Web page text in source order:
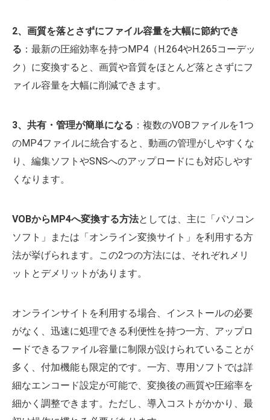
2、画質を落とさずにファイル容量を大幅に節約でき
る ：最新の圧縮効率を持つMP4（H.264やH.265コーデッ
ク）に変換すると、画質や音質をほとんど落とさずにフ
ァイル容量を大幅に削減できます。
3、共有・管理が簡単になる ：複数のVOBファイルを1つ
のMP4ファイルに統合すると、動画の管理がしやすくな
り、編集ソフトやSNSへのアップロードにも対応しやす
くなります。
VOBからMP4へ変換する方法としては、主に「パソコン
ソフト」または「オンライン変換サイト」を利用する方
法が挙げられます。この2つの方法には、それぞれメリ
ットとデメリットがあります。
オンラインサイトを利用する場合、インストールの必要
がなく、迅速に処理できる利便性を持つ一方、アップロ
ードできるファイル容量に制限が設けられていることが
多く、付加機能も限定的です。一方、専用ソフトでは詳
細なエンコード設定が可能で、変換後の画質や圧縮率を
細かく調整できます。ただし、導入コストがかかり、最